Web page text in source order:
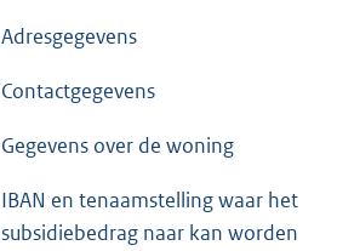
Adresgegevens
Contactgegevens
Gegevens over de woning
IBAN en tenaamstelling waar het
subsidiebedrag naar kan worden